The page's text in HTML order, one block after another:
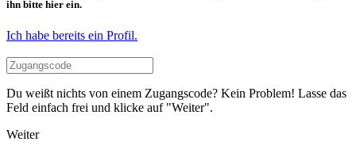
ihn bitte hier ein.
Ich habe bereits ein Profil.
Du weißt nichts von einem Zugangscode? Kein Problem! Lasse das
Feld einfach frei und klicke auf "Weiter".
Weiter